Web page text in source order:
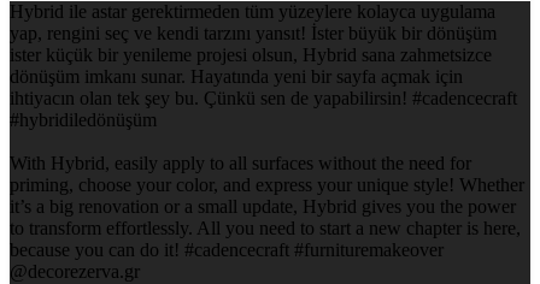
Hybrid ile astar gerektirmeden tüm yüzeylere kolayca uygulama
yap, rengini seç ve kendi tarzını yansıt! İster büyük bir dönüşüm
ister küçük bir yenileme projesi olsun, Hybrid sana zahmetsizce
dönüşüm imkanı sunar. Hayatında yeni bir sayfa açmak için
ihtiyacın olan tek şey bu. Çünkü sen de yapabilirsin! #cadencecraft
#hybridiledönüşüm
With Hybrid, easily apply to all surfaces without the need for
priming, choose your color, and express your unique style! Whether
it’s a big renovation or a small update, Hybrid gives you the power
to transform effortlessly. All you need to start a new chapter is here,
because you can do it! #cadencecraft #furnituremakeover
@decorezerva.gr